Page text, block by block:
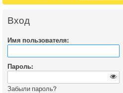
Вход
Имя пользователя:
Пароль:
Забыли пароль?